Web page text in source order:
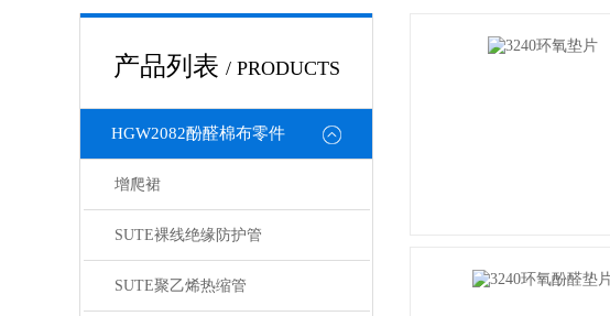
产品列表 / PRODUCTS
HGW2082酚醛棉布零件
增爬裙
SUTE裸线绝缘防护管
SUTE聚乙烯热缩管